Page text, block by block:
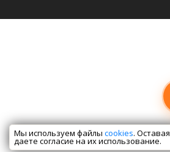
Мы используем файлы cookies.
даете согласие на их использование.